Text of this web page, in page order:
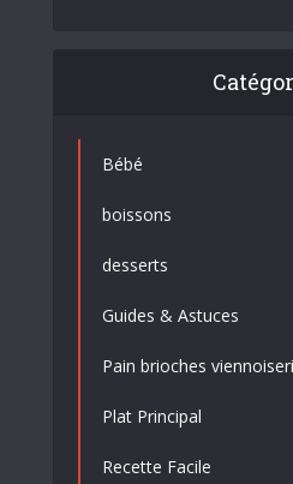
Bébé
boissons
desserts
Guides & Astuces
Pain brioches
Plat Principal
Recette Facile